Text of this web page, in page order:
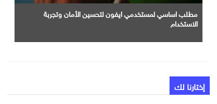
مطلب اساسي لمستخدمي ايفون لتحسين الأمان وتجربة
الاستخدام
إختارنا لك